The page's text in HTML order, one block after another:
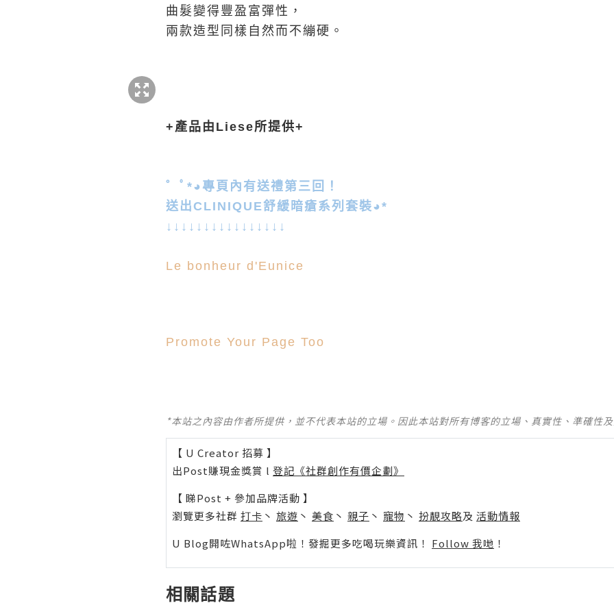
曲髮變得豐盈富彈性，
兩款造型同樣自然而不繃硬。
+產品由Liese所提供+
゜ﾟ*◕專頁內有送禮第三 回！
送出CLINIQUE舒緩暗瘡系列套裝◕*
↓↓↓↓↓↓↓↓↓↓↓↓↓↓↓↓
Le bonheur d'Eunice
Promote Your Page Too
*本站之內容由作者所提供，並不代表本站的立場。因此本站對所有博客的立場、真實性、準確性
【 U Creator 招募 】
出Post賺現金獎賞 l 登記《社群創作有價企劃》
【 睇Post + 參加品牌活動 】
瀏覽更多社群 打卡 丶 旅遊 丶 美食 丶 親子 丶 寵物 丶 扮靚攻略及 活動情報
U Blog開咗WhatsApp啦！發掘更多吃喝玩樂資訊！ Follow 我哋 ！
相關話題